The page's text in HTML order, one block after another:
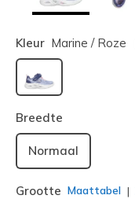
Kleur Marine / Roze
geselecteerd
Breedte
Normaal
Grootte Maattabel